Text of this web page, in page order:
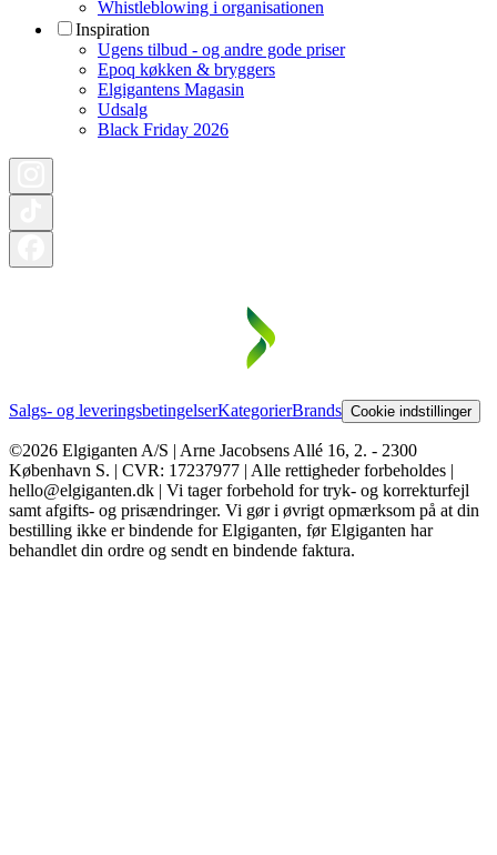
Whistleblowing i organisationen
Inspiration
Ugens tilbud - og andre gode priser
Epoq køkken & bryggers
Elgigantens Magasin
Udsalg
Black Friday 2026
Salgs- og leveringsbetingelserKategorierBrands Cookie indstillinger
©2026 Elgiganten A/S | Arne Jacobsens Allé 16, 2. - 2300
København S. | CVR: 17237977 | Alle rettigheder forbeholdes |
hello@elgiganten.dk | Vi tager forbehold for tryk- og korrekturfejl
samt afgifts- og prisændringer. Vi gør i øvrigt opmærksom på at din
bestilling ikke er bindende for Elgiganten, før Elgiganten har
behandlet din ordre og sendt en bindende faktura.